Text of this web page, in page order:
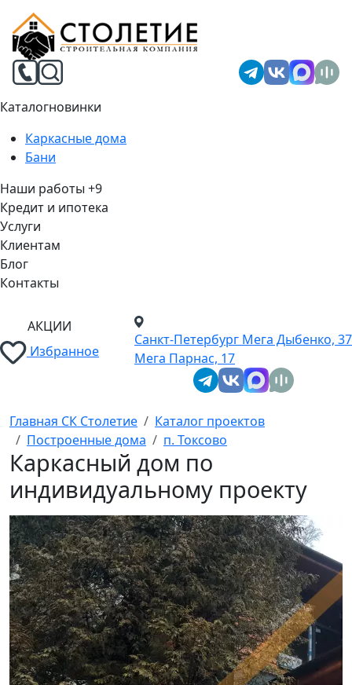
Каталогновинки
Каркасные дома
Бани
Наши работы +9
Кредит и ипотека
Услуги
Клиентам
Блог
Контакты
АКЦИИ
Избранное
Санкт-Петербург Мега Дыбенко, 37
Мега Парнас, 17
Главная СК Столетие
Каталог проектов
Построенные дома
п. Токсово
Каркасный дом по
индивидуальному проекту